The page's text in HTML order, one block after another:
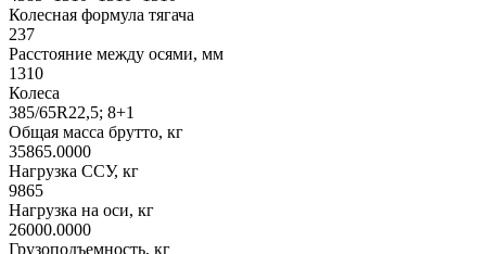
Колесная формула тягача
237
Расстояние между осями, мм
1310
Колеса
385/65R22,5; 8+1
Общая масса брутто, кг
35865.0000
Нагрузка ССУ, кг
9865
Нагрузка на оси, кг
26000.0000
Грузоподъемность, кг